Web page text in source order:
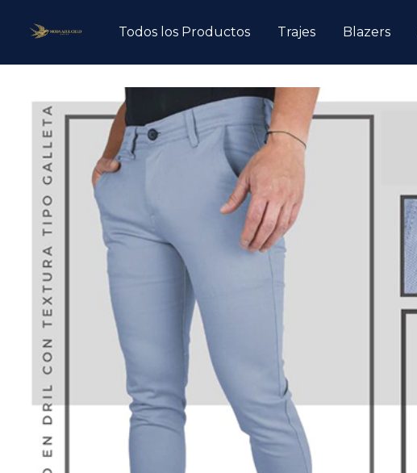
Todos los Productos Trajes Blazers